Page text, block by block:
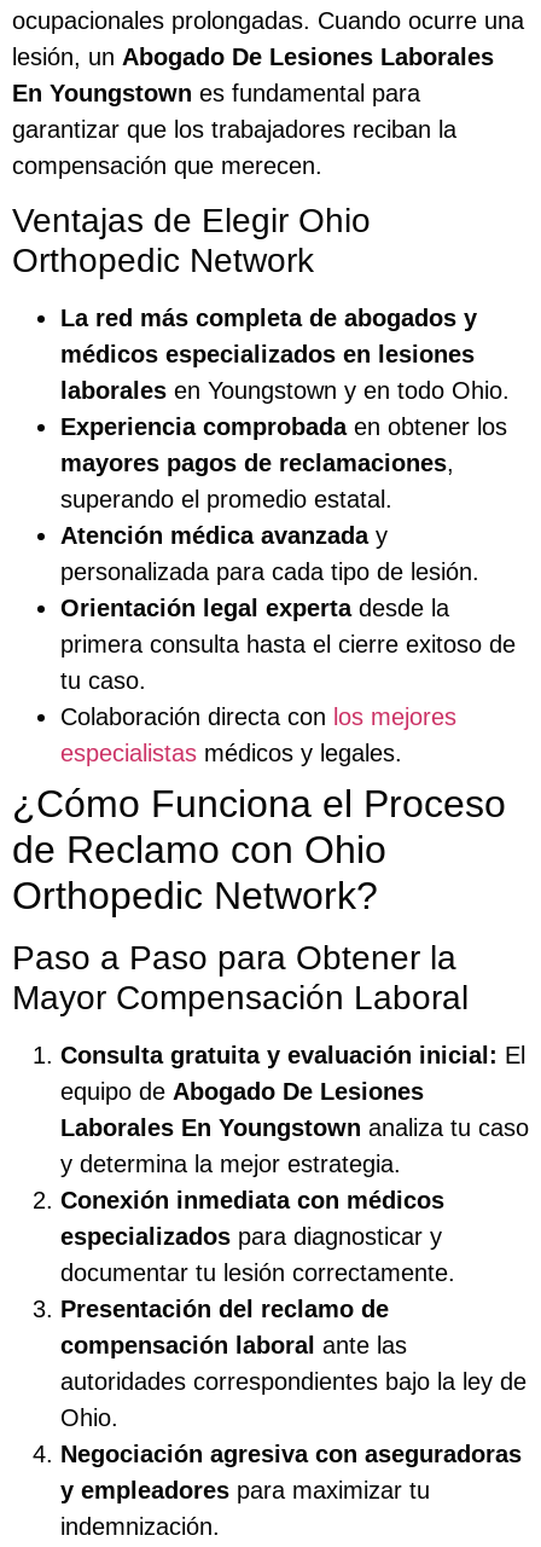
ocupacionales prolongadas. Cuando ocurre una
lesión, un Abogado De Lesiones Laborales
En Youngstown es fundamental para
garantizar que los trabajadores reciban la
compensación que merecen.
Ventajas de Elegir Ohio
Orthopedic Network
La red más completa de abogados y
médicos especializados en lesiones
laborales en Youngstown y en todo Ohio.
Experiencia comprobadaen obtener los
mayores pagos de reclamaciones,
superando el promedio estatal.
Atención médica avanzaday
personalizada para cada tipo de lesión.
Orientación legal expertadesde la
primera consulta hasta el cierre exitoso de
tu caso.
Colaboración directa con los mejores
especialistas médicos y legales.
¿Cómo Funciona el Proceso
de Reclamo con Ohio
Orthopedic Network?
Paso a Paso para Obtener la
Mayor Compensación Laboral
Consulta gratuita y evaluación inicial: El
equipo de Abogado De Lesiones
Laborales En Youngstown analiza tu caso
y determina la mejor estrategia.
Conexión inmediata con médicos
especializados para diagnosticar y
documentar tu lesión correctamente.
Presentación del reclamo de
compensación laboral ante las
autoridades correspondientes bajo la ley de
Ohio.
Negociación agresiva con aseguradoras
y empleadores para maximizar tu
indemnización.